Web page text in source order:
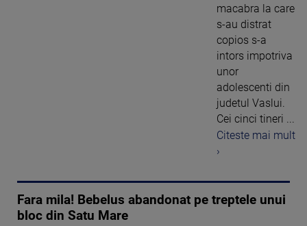
macabra la care
s-au distrat
copios s-a
intors impotriva
unor
adolescenti din
judetul Vaslui.
Cei cinci tineri ...
Citeste mai mult
›
Fara mila! Bebelus abandonat pe treptele unui
bloc din Satu Mare